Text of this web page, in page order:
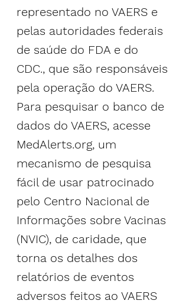
representado no VAERS e
pelas autoridades federais
de saúde do FDA e do
CDC., que são responsáveis
pela operação do VAERS.
Para pesquisar o banco de
dados do VAERS, acesse
MedAlerts.org, um
mecanismo de pesquisa
fácil de usar patrocinado
pelo Centro Nacional de
Informações sobre Vacinas
(NVIC), de caridade, que
torna os detalhes dos
relatórios de eventos
adversos feitos ao VAERS